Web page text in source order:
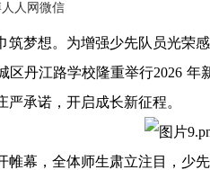
人人网 微信
梦想。为增强少先队员光荣
区丹江路学校隆重举行2026
承诺，开启成长新征程。
幕，全体师生肃立注目，少